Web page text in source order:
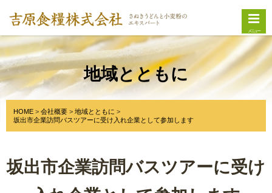
メニュー
地域とともに
HOME 会社概要
地域とともに
坂出市企業訪問バスツアーに受け入れ企業として参加します
坂出市企業訪問バスツアーに受け